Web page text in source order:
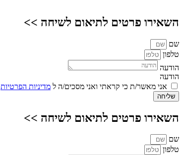
השאירו פרטים לתיאום לשיחה >>
שם
טלפון
הודעה
הודעה
אני מאשר/ת כי קראתי ואני מסכים/ה ל מדיניות הפרטיות
שליחה
השאירו פרטים לתיאום לשיחה >>
שם
טלפון